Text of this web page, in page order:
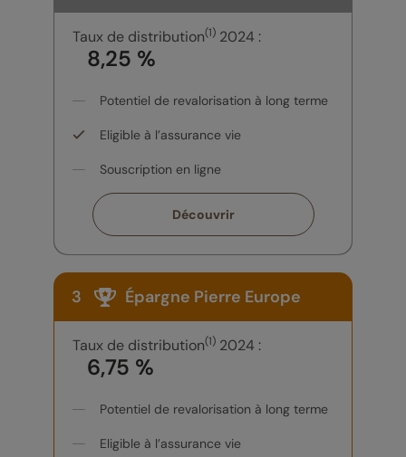
Taux de distribution(1) 2024 :
8,25 %
Potentiel de revalorisation à long terme
Eligible à l’assurance vie
Souscription en ligne
Découvrir
3 Épargne Pierre Europe
Taux de distribution(1) 2024 :
6,75 %
Potentiel de revalorisation à long terme
Eligible à l’assurance vie